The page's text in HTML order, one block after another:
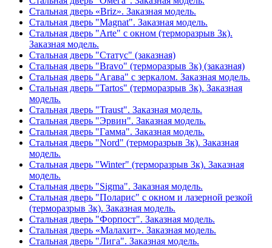
Стальная дверь «Briz». Заказная модель.
Стальная дверь "Magnat". Заказная модель.
Стальная дверь "Arte" с окном (терморазрыв 3к).
Заказная модель.
Стальная дверь "Статус" (заказная)
Стальная дверь "Bravo" (терморазрыв 3к) (заказная)
Стальная дверь "Агава" с зеркалом. Заказная модель.
Стальная дверь "Tartos" (терморазрыв 3к). Заказная
модель.
Стальная дверь "Traust". Заказная модель.
Стальная дверь "Эрвин". Заказная модель.
Стальная дверь "Гамма". Заказная модель.
Стальная дверь "Nord" (терморазрыв 3к). Заказная
модель.
Стальная дверь "Winter" (терморазрыв 3к). Заказная
модель.
Стальная дверь "Sigma". Заказная модель.
Стальная дверь "Поларис" с окном и лазерной резкой
(терморазрыв 3к). Заказная модель.
Стальная дверь "Форпост". Заказная модель.
Стальная дверь «Малахит». Заказная модель.
Стальная дверь "Лига". Заказная модель.